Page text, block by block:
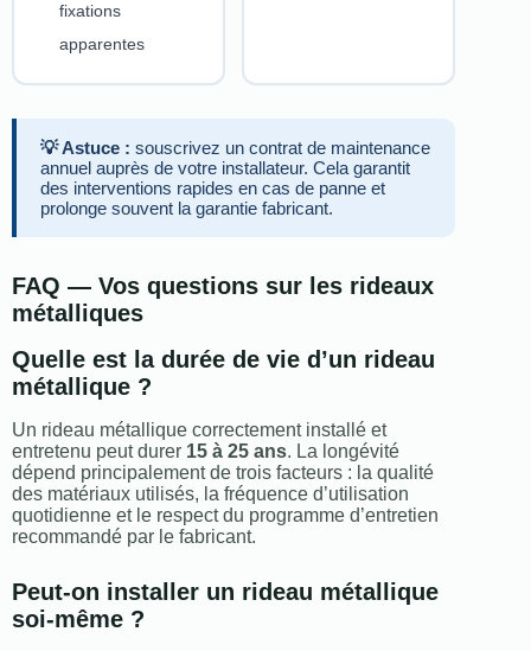
fixations
apparentes
💡 Astuce : souscrivez un contrat de maintenance
annuel auprès de votre installateur. Cela garantit
des interventions rapides en cas de panne et
prolonge souvent la garantie fabricant.
FAQ — Vos questions sur les rideaux
métalliques
Quelle est la durée de vie d’un rideau
métallique ?
Un rideau métallique correctement installé et
entretenu peut durer 15 à 25 ans. La longévité
dépend principalement de trois facteurs : la qualité
des matériaux utilisés, la fréquence d’utilisation
quotidienne et le respect du programme d’entretien
recommandé par le fabricant.
Peut-on installer un rideau métallique
soi-même ?